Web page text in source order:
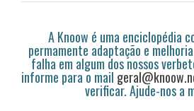
A Knoow é uma enciclopédia
permamente adaptação e
falha em algum dos nossos
informe para o mail
verificar. Ajude-nos a